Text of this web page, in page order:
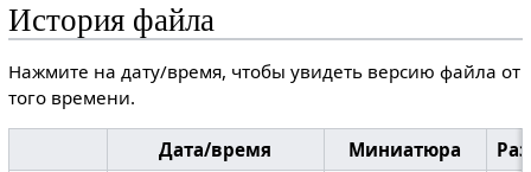
История файла
Нажмите на дату/время, чтобы увидеть версию файла от
того времени.
Дата/время Миниатюра